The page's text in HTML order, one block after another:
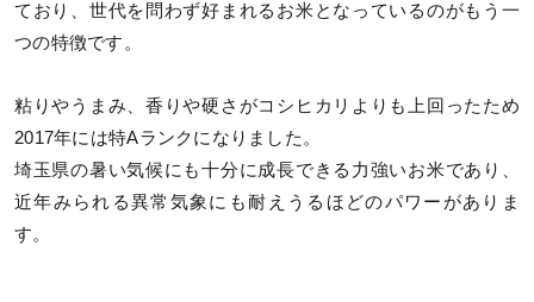
ており、世代を問わず好まれるお米となっているのがもう一
つの特徴です。
粘りやうまみ、香りや硬さがコシヒカリよりも上回ったため
2017年には特Aランクになりました。
埼玉県の暑い気候にも十分に成長できる力強いお米であり、
近年みられる異常気象にも耐えうるほどのパワーがありま
す。